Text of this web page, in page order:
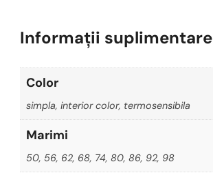
Informații suplimentare
Color
simpla, interior color, termosensibila
Marimi
50, 56, 62, 68, 74, 80, 86, 92, 98